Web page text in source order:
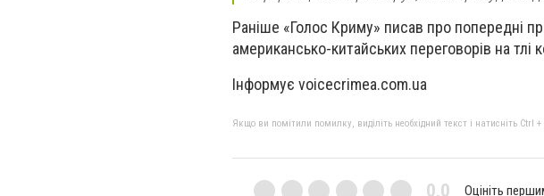
Раніше «Голос Криму» писав про попередні
американсько-китайських переговорів на тлі
Інформує voicecrimea.com.ua
Якщо ви помітили помилку, виділіть необхідний текст і натисніть Ctrl
0,0 Оцініть